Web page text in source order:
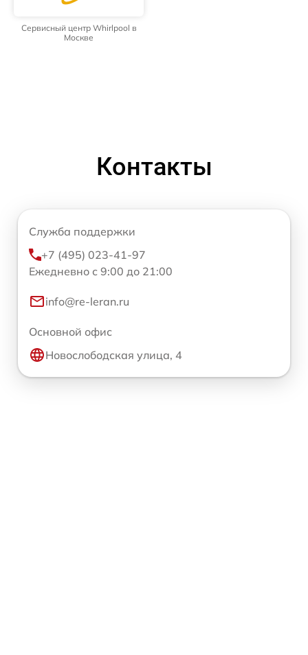
Сервисный центр Whirlpool в
Москве
Контакты
Служба поддержки
+7 (495) 023-41-97
Ежедневно с 9:00 до 21:00
info@re-leran.ru
Основной офис
Новослободская улица, 4